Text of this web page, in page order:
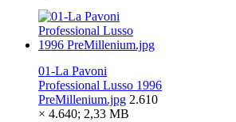
01-La Pavoni
Professional Lusso 1996
PreMillenium.jpg 2.610
× 4.640; 2,33 MB